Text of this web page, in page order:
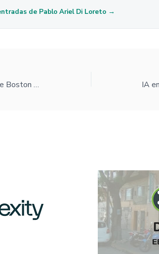
de Pablo Ariel Di Loreto →
Hyundai se queda con el 100% de Boston Dynamics: le compra a SoftBank el 9,65% restante por US$325M